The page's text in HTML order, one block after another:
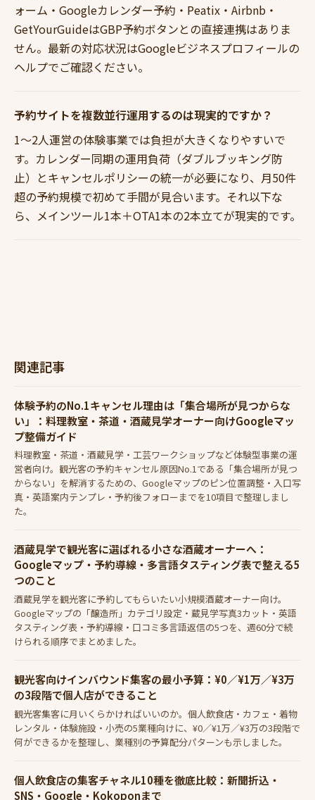
ォーム・Googleカレンダー予約・Peatix・Airbnb・
GetYourGuideはGBP予約ボタンとの直接連携はありま
せん。最新の対応状況はGoogleビジネスプロフィールの
ヘルプでご確認ください。
予約サイトを複数並行運用するのは現実的ですか？
1〜2人運営の体験事業では負担が大きくなりやすいで
す。カレンダー同期の運用負荷（ダブルブッキング防
止）とキャンセルポリシーの統一が必要になり、月50件
超の予約規模で初めて手間が見合います。それ以下な
ら、メインツール1本＋OTA1本の2本立てが現実的です。
関連記事
体験予約のNo.1キャンセル理由は「集合場所が見つからな
い」：料理教室・茶道・酒蔵見学オーナー向けGoogleマッ
プ整備ガイド
料理教室・茶道・酒蔵見学・工芸ワークショップなど体験型事業の運
営者向け。観光客の予約キャンセル原因No.1である「集合場所が見つ
からない」を解消するための、Googleマップのピン位置調整・入口写
真・英語案内テンプレ・予約後フォローまでを10項目で整理しまし
た。
酒蔵見学で観光客に選ばれる小さな酒蔵オーナーへ：
Googleマップ・予約導線・多言語タスティング表で整える5
つのこと
酒蔵見学を観光客に予約してもらいたい小規模酒蔵オーナー向け。
Googleマップの「醸造所」カテゴリ設定・蔵見学写真3カット・英語
タスティング表・予約導線・口コミ多言語返信の5つを、週60分で続
けられる順序でまとめました。
観光客向けインバウンド集客の最小予算：¥0／¥1万／¥3万
の3段階で個人店ができること
観光客集客に月いくらかければいいのか。個人飲食店・カフェ・着物
レンタル・体験施設・小売の5業種向けに、¥0／¥1万／¥3万の3段階で
何ができるかを整理し、業種別の予算配分パターンも示しました。
個人飲食店の集客チャネル10種を徹底比較：新聞折込・
SNS・Google・Kokoponまで